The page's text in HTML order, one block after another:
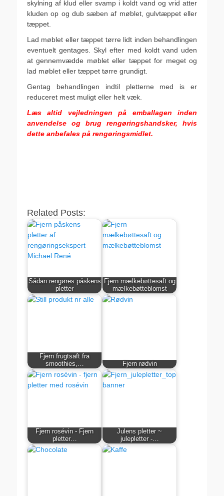
skylning af klud eller svamp i koldt vand og vrid atter
kluden op og dub sæben af møblet, gulvtæppet eller
tæppet.
Lad møblet eller tæppet tørre lidt inden behandlingen
eventuelt gentages. Skyl efter med koldt vand uden
at gennemvædde møblet eller tæppet for meget og
lad møblet eller tæppet tørre grundigt.
Gentag behandlingen indtil pletterne med is er
reduceret mest muligt eller helt væk.
Læs altid vejledningen på emballagen inden
anvendelse og brug rengøringshandsker, hvis
dette anbefales på rengøringsmidlet.
Related Posts:
Sådan rengøres påskens
pletter
Fjern mælkebøttesaft og
mælkebøtteblomst
Fjern frugtsaft fra
smoothies,…
Fjern rødvin
Fjern rosévin - Fjern
pletter…
Julens pletter ~
julepletter -…